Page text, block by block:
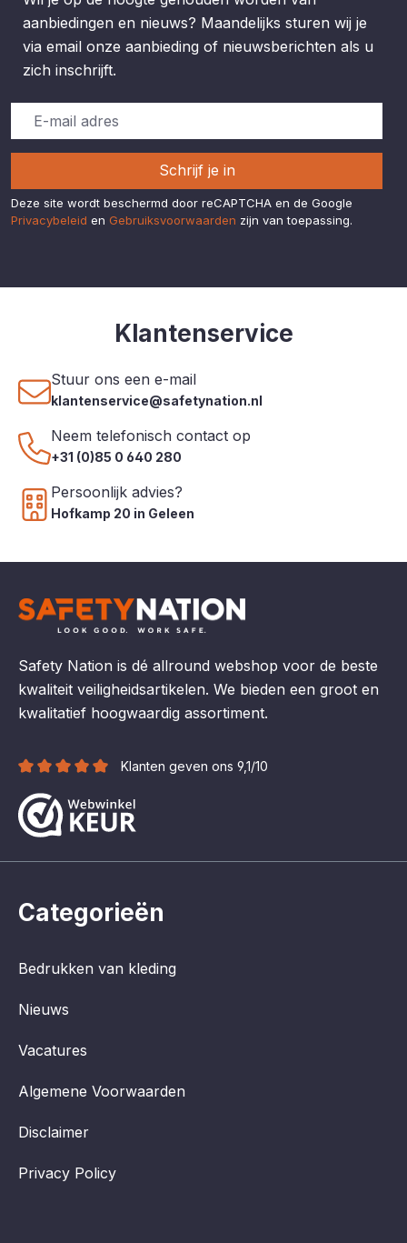
aanbiedingen en nieuws? Maandelijks sturen wij je
via email onze aanbieding of nieuwsberichten als u
zich inschrijft.
Schrijf je in
Deze site wordt beschermd door reCAPTCHA en de Google
Privacybeleid en Gebruiksvoorwaarden zijn van toepassing.
Klantenservice
Stuur ons een e-mail
klantenservice@safetynation.nl
Neem telefonisch contact op
+31 (0)85 0 640 280
Persoonlijk advies?
Hofkamp 20 in Geleen
Safety Nation is dé allround webshop voor de beste
kwaliteit veiligheidsartikelen. We bieden een groot en
kwalitatief hoogwaardig assortiment.
Klanten geven ons 9,1/10
Categorieën
Bedrukken van kleding
Nieuws
Vacatures
Algemene Voorwaarden
Disclaimer
Privacy Policy